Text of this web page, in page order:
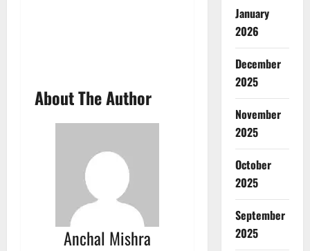
About The Author
Anchal Mishra
January
2026
December
2025
November
2025
October
2025
September
2025